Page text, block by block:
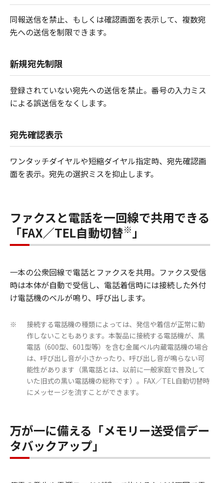
同報送信を禁止、もしくは確認画面を表示して、複数宛
先への送信を制限できます。
新規宛先制限
登録されていない宛先への送信を禁止。番号の入力ミス
による誤送信をなくします。
宛先確認表示
ワンタッチダイヤルや短縮ダイヤル指定時、宛先確認画
面を表示。宛先の選択ミスを抑止します。
ファクスと電話を一回線で共用できる
「FAX／TEL自動切替※」
一本の公衆回線で電話とファクスを共用。ファクス受信
時は本体が自動で受信し、電話着信時には接続した外付
け電話機のベルが鳴り、呼び出します。
※
接続する電話機の種類によっては、発信や着信が正常に動
作しないこともあります。本製品に接続する電話機が、黒
電話（600型、601型等）を含む金属ベル内蔵電話機の場合
は、呼び出し音が小さかったり、呼び出し音が鳴らない可
能性があります（黒電話とは、以前に一般家庭で普及して
いた旧式の黒い電話機の総称です）。FAX／TEL自動切替時
にメッセージを流すことができます。
万が一に備える「メモリー送受信デー
タバックアップ」